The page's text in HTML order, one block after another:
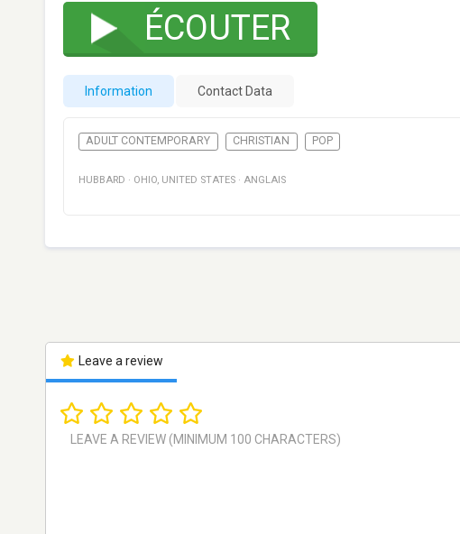
ÉCOUTER
Information Contact Data
ADULT CONTEMPORARY CHRISTIAN POP
HUBBARD · OHIO, UNITED STATES · ANGLAIS
Leave a review